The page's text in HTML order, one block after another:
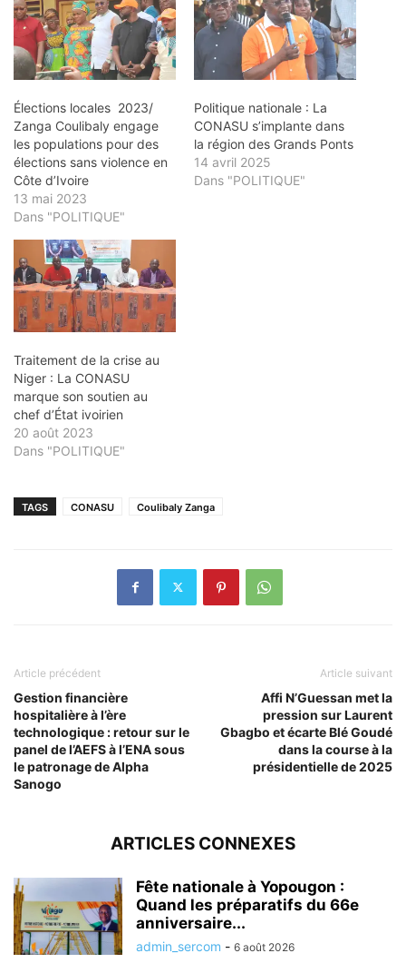
Élections locales 2023/
Zanga Coulibaly engage
les populations pour des
élections sans violence en
Côte d’Ivoire
13 mai 2023
Dans "POLITIQUE"
Politique nationale : La
CONASU s’implante dans
la région des Grands Ponts
14 avril 2025
Dans "POLITIQUE"
Traitement de la crise au
Niger : La CONASU
marque son soutien au
chef d’État ivoirien
20 août 2023
Dans "POLITIQUE"
TAGS CONASU Coulibaly Zanga
Article précédent
Gestion financière
hospitalière à l’ère
technologique : retour sur le
panel de l’AEFS à l’ENA sous
le patronage de Alpha
Sanogo
Article suivant
Affi N’Guessan met la
pression sur Laurent
Gbagbo et écarte Blé Goudé
dans la course à la
présidentielle de 2025
ARTICLES CONNEXES
Fête nationale à Yopougon :
Quand les préparatifs du 66e
anniversaire...
admin_sercom - 6 août 2026